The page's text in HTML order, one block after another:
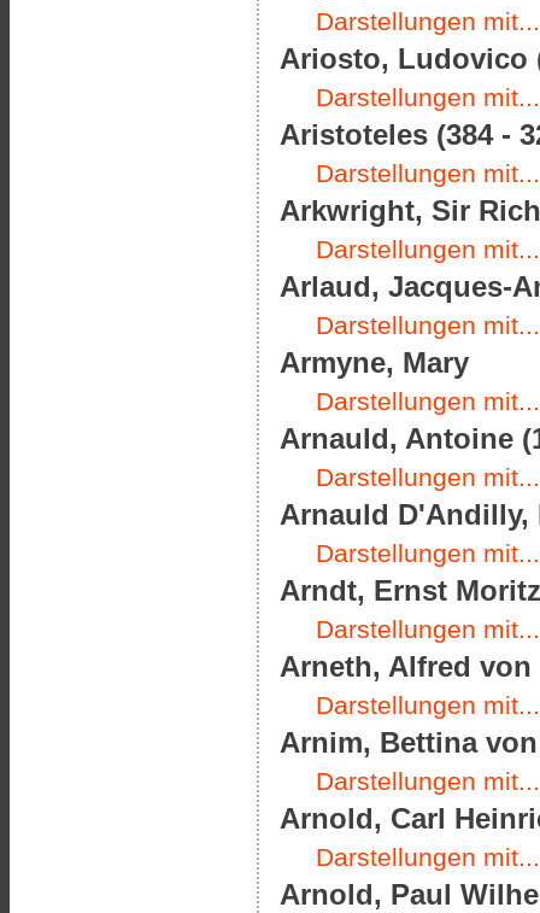
Darstellungen mit...
Ariosto, Ludovico
Darstellungen mit...
Aristoteles (384 -
Darstellungen mit...
Arkwright, Sir
Darstellungen mit...
Arlaud, Jacques-
Darstellungen mit...
Armyne, Mary
Darstellungen mit...
Arnauld, Antoine
Darstellungen mit...
Arnauld D'Andilly,
Darstellungen mit...
Arndt, Ernst
Darstellungen mit...
Arneth, Alfred von
Darstellungen mit...
Arnim, Bettina von
Darstellungen mit...
Arnold, Carl
Darstellungen mit...
Arnold, Paul